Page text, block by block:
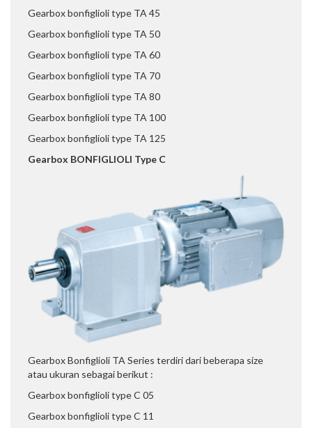
Gearbox bonfiglioli type TA 45
Gearbox bonfiglioli type TA 50
Gearbox bonfiglioli type TA 60
Gearbox bonfiglioli type TA 70
Gearbox bonfiglioli type TA 80
Gearbox bonfiglioli type TA 100
Gearbox bonfiglioli type TA 125
Gearbox BONFIGLIOLI Type C
Gearbox Bonfiglioli TA Series terdiri dari beberapa size
atau ukuran sebagai berikut :
Gearbox bonfiglioli type C 05
Gearbox bonfiglioli type C 11